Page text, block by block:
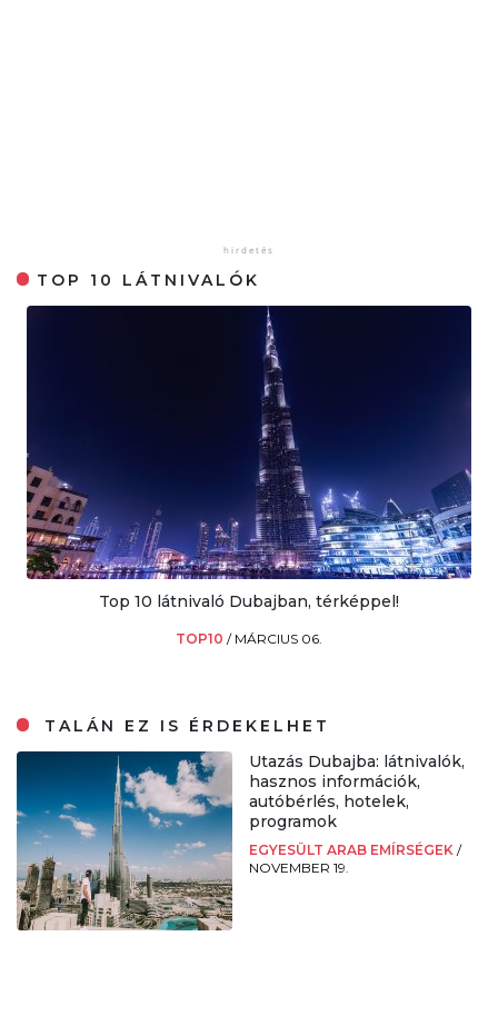
TOP 10 LÁTNIVALÓK
Top 10 látnivaló Dubajban, térképpel!
TOP10 / MÁRCIUS 06.
TALÁN EZ IS ÉRDEKELHET
Utazás Dubajba: látnivalók,
hasznos információk,
autóbérlés, hotelek,
programok
EGYESÜLT ARAB EMÍRSÉGEK /
NOVEMBER 19.